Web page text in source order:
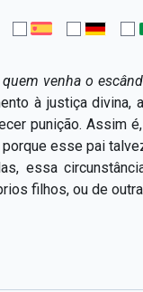
venha o
à justiça
punição. Assim
esse pai
essa
filhos, ou de